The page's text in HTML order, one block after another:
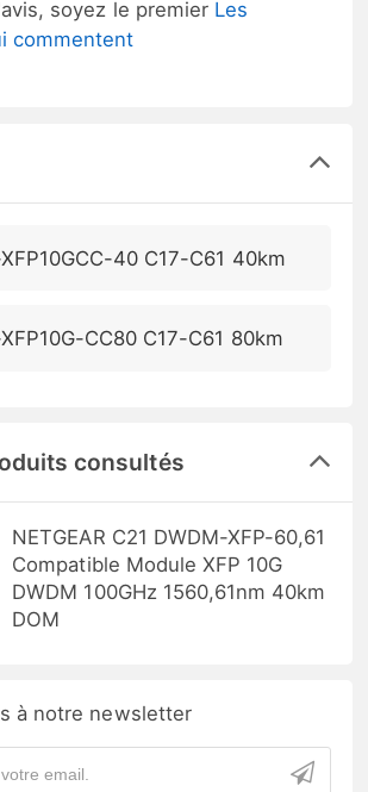
soyez le premier Les
commentent
40 C17-C61 40km
CC80 C17-C61 80km
consultés
NETGEAR C21 DWDM-XFP-60,61
Compatible Module XFP 10G
DWDM 100GHz 1560,61nm 40km
DOM
à notre newsletter